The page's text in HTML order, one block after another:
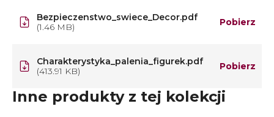
Bezpieczenstwo_swiece_Decor.pdf
(1.46 MB)
Pobierz
Charakterystyka_palenia_figurek.pdf
(413.91 KB)
Pobierz
Inne produkty z tej kolekcji